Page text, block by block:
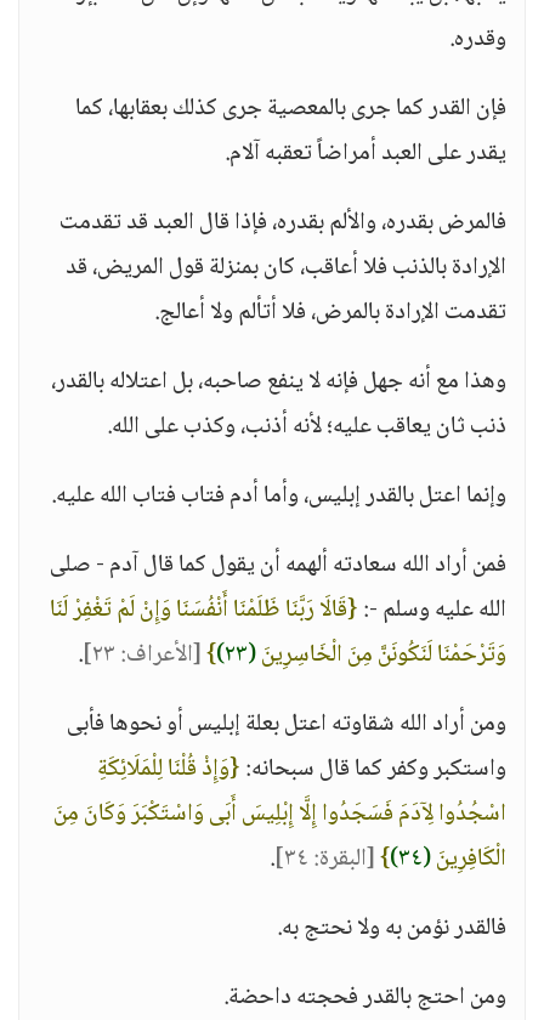
وقدره.
فإن القدر كما جرى بالمعصية جرى كذلك بعقابها، كما
يقدر على العبد أمراضاً تعقبه آلام.
فالمرض بقدره، والألم بقدره، فإذا قال العبد قد تقدمت
الإرادة بالذنب فلا أعاقب، كان بمنزلة قول المريض، قد
تقدمت الإرادة بالمرض، فلا أتألم ولا أعالج.
وهذا مع أنه جهل فإنه لا ينفع صاحبه، بل اعتلاله بالقدر،
ذنب ثان يعاقب عليه؛ لأنه أذنب، وكذب على الله.
وإنما اعتل بالقدر إبليس، وأما أدم فتاب فتاب الله عليه.
فمن أراد الله سعادته ألهمه أن يقول كما قال آدم - صلى
الله عليه وسلم -:{قَالَا رَبَّنَا ظَلَمْنَا أَنْفُسَنَا وَإِنْ لَمْ تَغْفِرْ لَنَا
وَتَرْحَمْنَا لَنَكُونَنَّ مِنَ الْخَاسِرِينَ(٢٣) }[الأعراف: ٢٣]
.
ومن أراد الله شقاوته اعتل بعلة إبليس أو نحوها فأبى
واستكبر وكفر كما قال سبحانه:{وَإِذْ قُلْنَا لِلْمَلَائِكَةِ
اسْجُدُوا لِآدَمَ فَسَجَدُوا إِلَّا إِبْلِيسَ أَبَى وَاسْتَكْبَرَ وَكَانَ مِنَ
الْكَافِرِينَ(٣٤) }[البقرة: ٣٤]
.
فالقدر نؤمن به ولا نحتج به.
ومن احتج بالقدر فحجته داحضة.